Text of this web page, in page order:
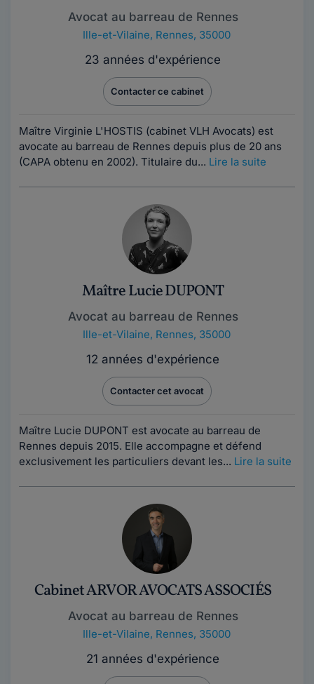
Avocat au barreau de Rennes
Ille-et-Vilaine, Rennes, 35000
23 années d'expérience
Contacter ce cabinet
Maître Virginie L'HOSTIS (cabinet VLH Avocats) est
avocate au barreau de Rennes depuis plus de 20 ans
(CAPA obtenu en 2002). Titulaire du... Lire la suite
Maître Lucie DUPONT
Avocat au barreau de Rennes
Ille-et-Vilaine, Rennes, 35000
12 années d'expérience
Contacter cet avocat
Maître Lucie DUPONT est avocate au barreau de
Rennes depuis 2015. Elle accompagne et défend
exclusivement les particuliers devant les... Lire la suite
Cabinet ARVOR AVOCATS ASSOCIÉS
Avocat au barreau de Rennes
Ille-et-Vilaine, Rennes, 35000
21 années d'expérience